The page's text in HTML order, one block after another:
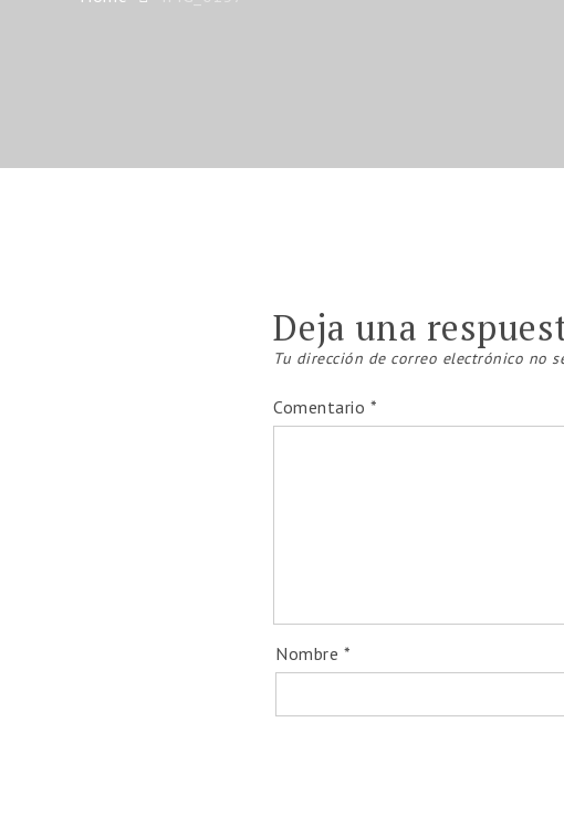
Deja una
Tu dirección de correo electrónico no
Comentario *
Nombre *